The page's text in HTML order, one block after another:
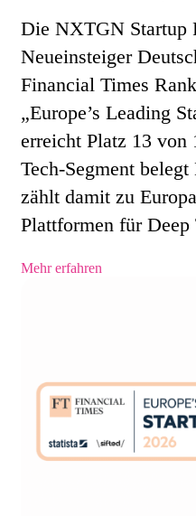
Die NXTGN Startup
Neueinsteiger
Financial Times
„Europe’s Leading
erreicht Platz 13 von
Tech-Segment
zählt damit zu
Plattformen für Deep
Mehr erfahren